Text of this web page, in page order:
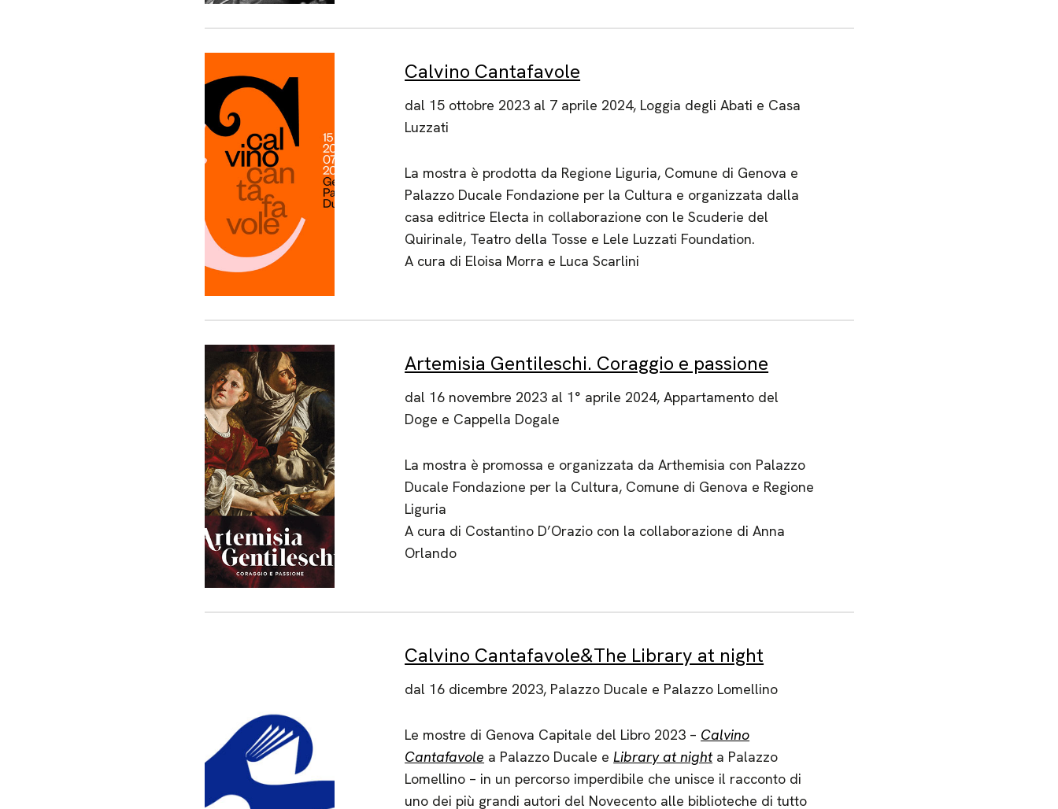
Calvino Cantafavole
dal 15 ottobre 2023 al 7 aprile 2024, Loggia degli Abati e Casa
Luzzati
La mostra è prodotta da Regione Liguria, Comune di Genova e
Palazzo Ducale Fondazione per la Cultura e organizzata dalla
casa editrice Electa in collaborazione con le Scuderie del
Quirinale, Teatro della Tosse e Lele Luzzati Foundation.
A cura di Eloisa Morra e Luca Scarlini
Artemisia Gentileschi. Coraggio e passione
dal 16 novembre 2023 al 1° aprile 2024, Appartamento del
Doge e Cappella Dogale
La mostra è promossa e organizzata da Arthemisia con Palazzo
Ducale Fondazione per la Cultura, Comune di Genova e Regione
Liguria
A cura di Costantino D’Orazio con la collaborazione di Anna
Orlando
Calvino Cantafavole&The Library at night
dal 16 dicembre 2023, Palazzo Ducale e Palazzo Lomellino
Le mostre di Genova Capitale del Libro 2023 – Calvino
Cantafavole a Palazzo Ducale eLibrary at nighta Palazzo
Lomellino – in un percorso imperdibile che unisce il racconto di
uno dei più grandi autori del Novecento alle biblioteche di tutto